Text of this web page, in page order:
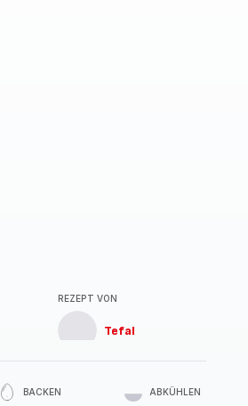
REZEPT VON
Tefal
BACKEN ABKÜHLEN